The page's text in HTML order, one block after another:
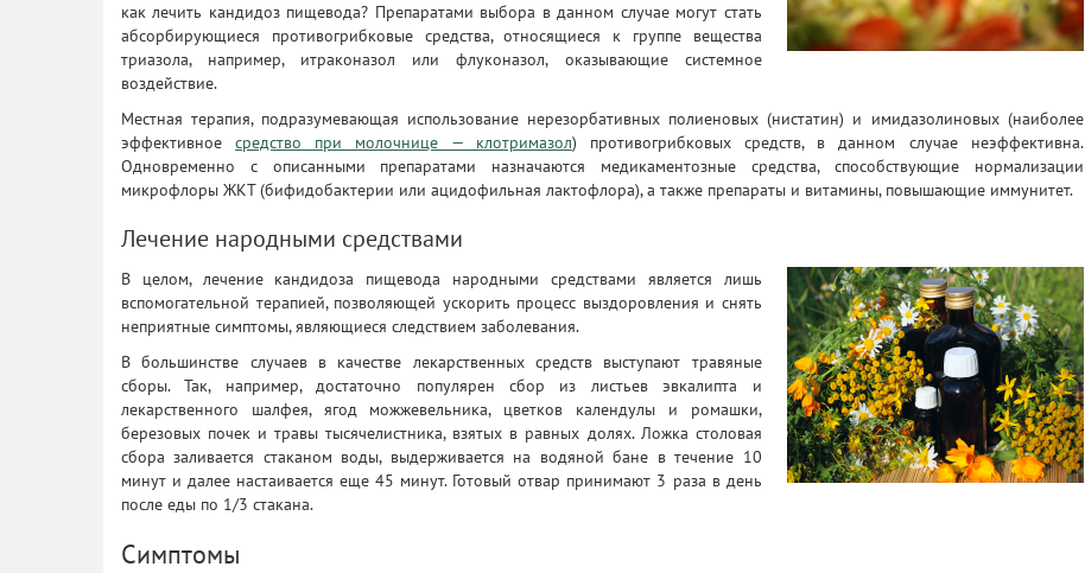
как лечить кандидоз пищевода? Препаратами выбора в данном случае могут стать
абсорбирующиеся противогрибковые средства, относящиеся к группе вещества
триазола, например, итраконазол или флуконазол, оказывающие системное
воздействие.
Местная терапия, подразумевающая использование нерезорбативных полиеновых (нистатин) и имидазолиновых (наиболее
эффективноесредство при молочнице — клотримазол) противогрибковых средств, в данном случае неэффективна.
Одновременно с описанными препаратами назначаются медикаментозные средства, способствующие нормализации
микрофлоры ЖКТ (бифидобактерии или ацидофильная лактофлора), а также препараты и витамины, повышающие иммунитет.
Лечение народными средствами
В целом, лечение кандидоза пищевода народными средствами является лишь
вспомогательной терапией, позволяющей ускорить процесс выздоровления и снять
неприятные симптомы, являющиеся следствием заболевания.
В большинстве случаев в качестве лекарственных средств выступают травяные
сборы. Так, например, достаточно популярен сбор из листьев эвкалипта и
лекарственного шалфея, ягод можжевельника, цветков календулы и ромашки,
березовых почек и травы тысячелистника, взятых в равных долях. Ложка столовая
сбора заливается стаканом воды, выдерживается на водяной бане в течение 10
минут и далее настаивается еще 45 минут. Готовый отвар принимают 3 раза в день
после еды по 1/3 стакана.
Симптомы